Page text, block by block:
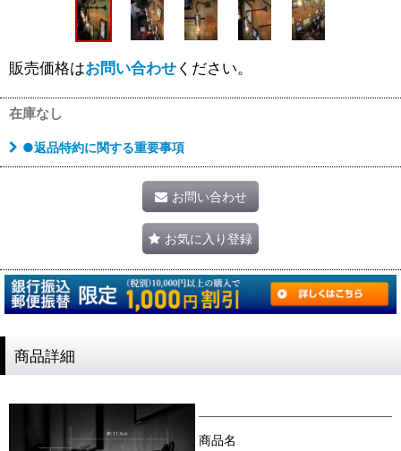
販売価格はお問い合わせください。
在庫なし
●返品特約に関する重要事項
お問い合わせ
お気に入り登録
商品詳細
商品名